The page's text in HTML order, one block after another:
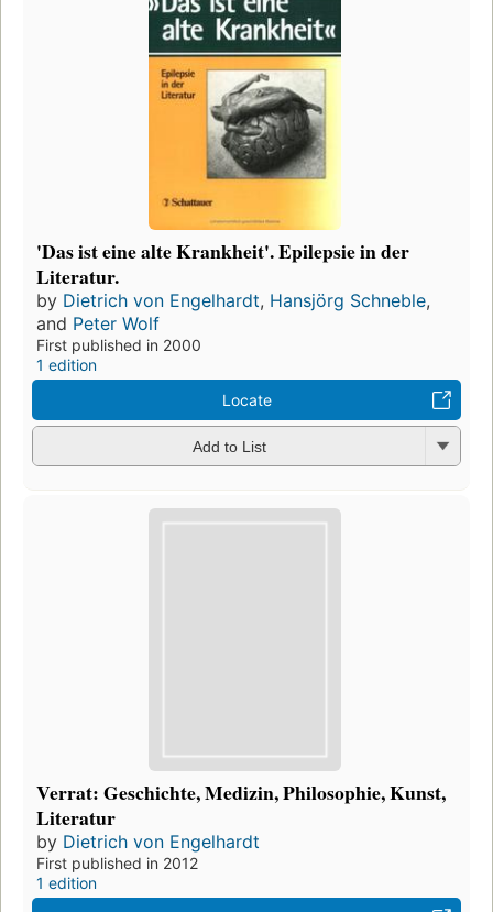
'Das ist eine alte Krankheit'. Epilepsie in der
Literatur.
by Dietrich von Engelhardt, Hansjörg Schneble,
and Peter Wolf
First published in 2000
1 edition
Locate
Add to List
Verrat: Geschichte, Medizin, Philosophie, Kunst,
Literatur
by Dietrich von Engelhardt
First published in 2012
1 edition